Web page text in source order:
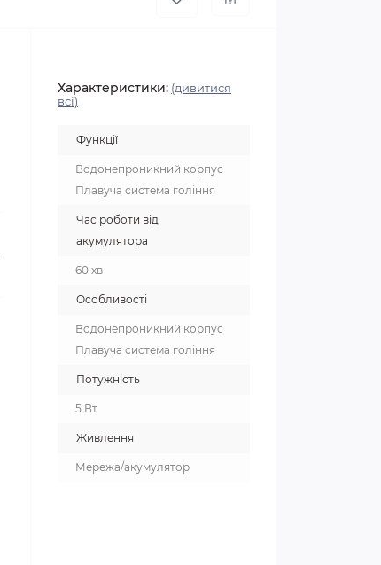
Характеристики: (дивитися
всі)
Функції
Водонепроникний корпус
Плавуча система гоління
Час роботи від
акумулятора
60 хв
Особливості
Водонепроникний корпус
Плавуча система гоління
Потужність
5 Вт
Живлення
Мережа/акумулятор